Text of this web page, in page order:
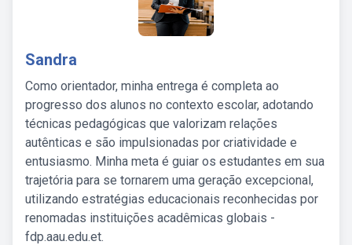
Sandra
Como orientador, minha entrega é completa ao
progresso dos alunos no contexto escolar, adotando
técnicas pedagógicas que valorizam relações
autênticas e são impulsionadas por criatividade e
entusiasmo. Minha meta é guiar os estudantes em sua
trajetória para se tornarem uma geração excepcional,
utilizando estratégias educacionais reconhecidas por
renomadas instituições acadêmicas globais -
fdp.aau.edu.et.